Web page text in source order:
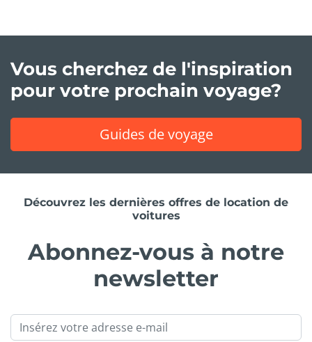
Vous cherchez de l'inspiration
pour votre prochain voyage?
Guides de voyage
Découvrez les dernières offres de location de
voitures
Abonnez-vous à notre
newsletter
Email